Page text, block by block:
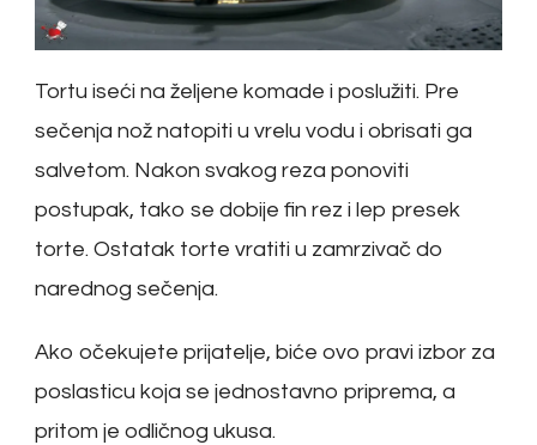
Tortu iseći na željene komade i poslužiti. Pre
sečenja nož natopiti u vrelu vodu i obrisati ga
salvetom. Nakon svakog reza ponoviti
postupak, tako se dobije fin rez i lep presek
torte. Ostatak torte vratiti u zamrzivač do
narednog sečenja.
Ako očekujete prijatelje, biće ovo pravi izbor za
poslasticu koja se jednostavno priprema, a
pritom je odličnog ukusa.